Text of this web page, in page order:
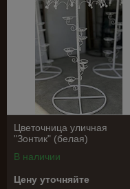
Цветочница уличная
"Зонтик" (белая)
В наличии
Цену уточняйте